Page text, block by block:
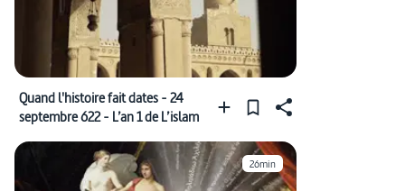
Quand l'histoire fait dates - 24
septembre 622 - L’an 1 de L’islam
26min